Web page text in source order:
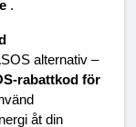
.
alternativ –
rabattkod för
åt din